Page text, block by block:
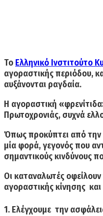
Το Ελληνικό Ινστιτούτο
αγοραστικής περιόδου,
αυξάνονται ραγδαία.
Η αγοραστική
Πρωτοχρονιάς, συχνά
Όπως προκύπτει από την
μία φορά, γεγονός που
σημαντικούς κινδύνους
Οι καταναλωτές
αγοραστικής κίνησης
1. Ελέγχουμε την